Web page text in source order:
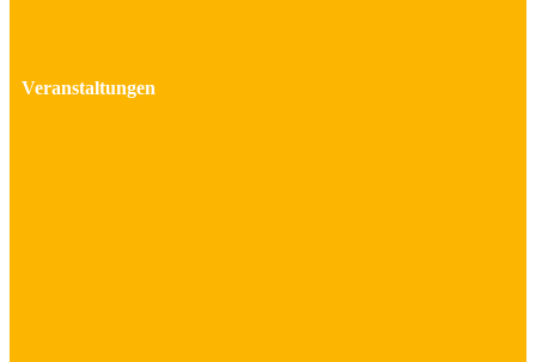
Veranstaltungen